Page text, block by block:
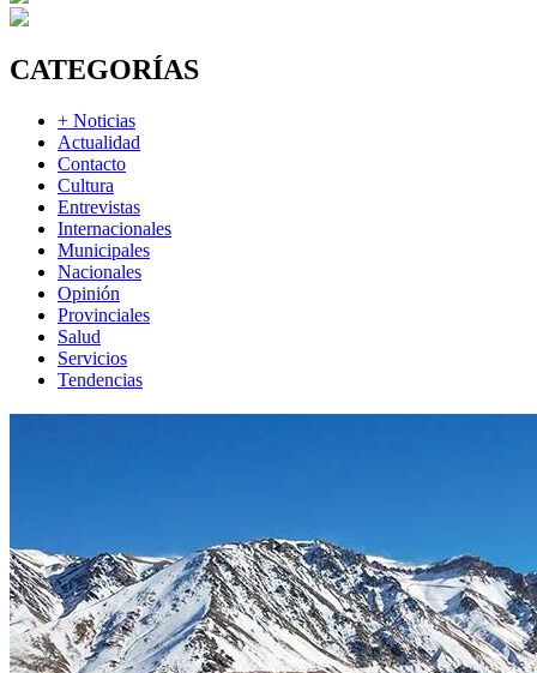
CATEGORÍAS
+ Noticias
Actualidad
Contacto
Cultura
Entrevistas
Internacionales
Municipales
Nacionales
Opinión
Provinciales
Salud
Servicios
Tendencias